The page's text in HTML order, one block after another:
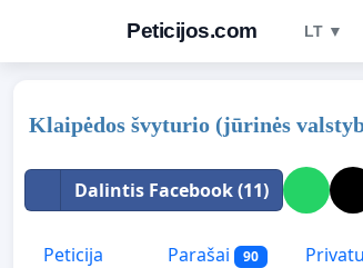
Peticijos.com LT ▼
Klaipėdos švyturio (jūrinės
Dalintis Facebook (11)
Peticija Parašai 90